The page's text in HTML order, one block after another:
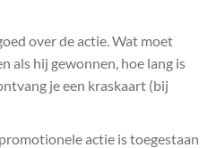
over de actie. Wat moet
als hij gewonnen, hoe lang is
je een kraskaart (bij
actie is toegestaan